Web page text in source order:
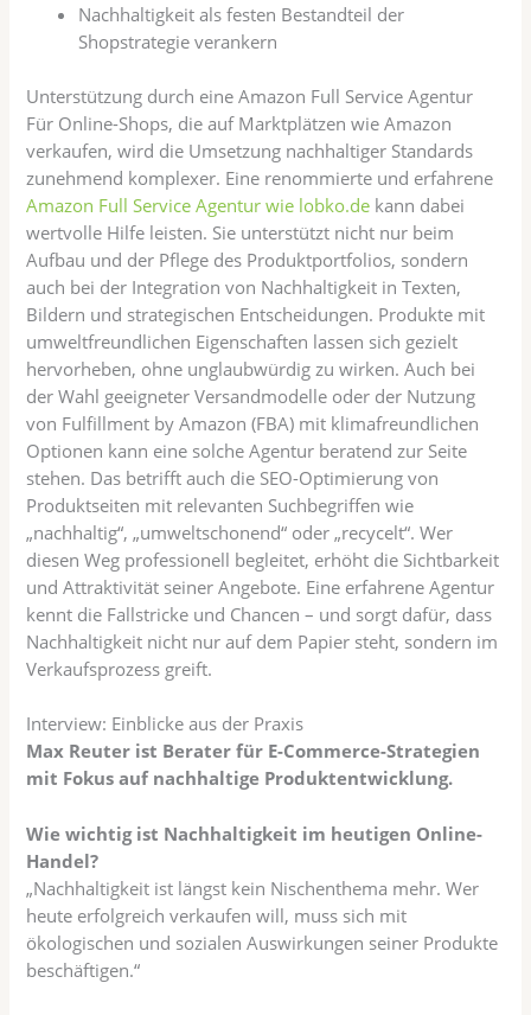
Nachhaltigkeit als festen Bestandteil der
Shopstrategie verankern
Unterstützung durch eine Amazon Full Service Agentur
Für Online-Shops, die auf Marktplätzen wie Amazon
verkaufen, wird die Umsetzung nachhaltiger Standards
zunehmend komplexer. Eine renommierte und erfahrene
Amazon Full Service Agentur wie lobko.de kann dabei
wertvolle Hilfe leisten. Sie unterstützt nicht nur beim
Aufbau und der Pflege des Produktportfolios, sondern
auch bei der Integration von Nachhaltigkeit in Texten,
Bildern und strategischen Entscheidungen. Produkte mit
umweltfreundlichen Eigenschaften lassen sich gezielt
hervorheben, ohne unglaubwürdig zu wirken. Auch bei
der Wahl geeigneter Versandmodelle oder der Nutzung
von Fulfillment by Amazon (FBA) mit klimafreundlichen
Optionen kann eine solche Agentur beratend zur Seite
stehen. Das betrifft auch die SEO-Optimierung von
Produktseiten mit relevanten Suchbegriffen wie
„nachhaltig“, „umweltschonend“ oder „recycelt“. Wer
diesen Weg professionell begleitet, erhöht die Sichtbarkeit
und Attraktivität seiner Angebote. Eine erfahrene Agentur
kennt die Fallstricke und Chancen – und sorgt dafür, dass
Nachhaltigkeit nicht nur auf dem Papier steht, sondern im
Verkaufsprozess greift.
Interview: Einblicke aus der Praxis
Max Reuter ist Berater für E-Commerce-Strategien
mit Fokus auf nachhaltige Produktentwicklung.
Wie wichtig ist Nachhaltigkeit im heutigen Online-
Handel?
„Nachhaltigkeit ist längst kein Nischenthema mehr. Wer
heute erfolgreich verkaufen will, muss sich mit
ökologischen und sozialen Auswirkungen seiner Produkte
beschäftigen.“